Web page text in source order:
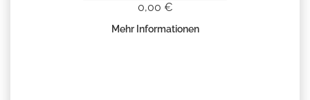
0,00 €
Mehr Informationen